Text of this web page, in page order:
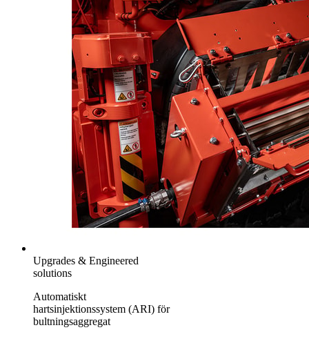
Upgrades & Engineered
solutions
Automatiskt
hartsinjektionssystem (ARI) för
bultningsaggregat